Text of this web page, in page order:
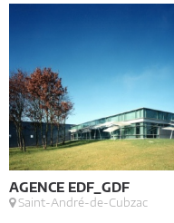
AGENCE EDF_GDF
Saint-André-de-Cubzac